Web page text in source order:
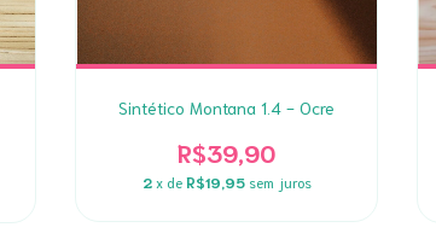
Sintético Montana 1.4 - Ocre
R$39,90
2 x de R$19,95 sem juros